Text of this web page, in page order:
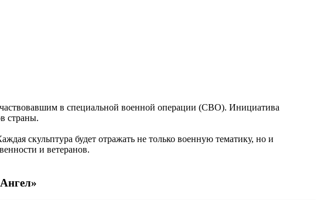
в специальной военной операции (СВО). Инициатива
страны.
скульптура будет отражать не только военную тематику, но и
и ветеранов.